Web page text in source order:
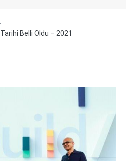
Belli Oldu – 2021